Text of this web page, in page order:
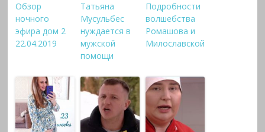
Обзор
ночного
эфира дом 2
22.04.2019
Татьяна
Мусульбес
нуждается в
мужской
помощи
Подробности
волшебства
Ромашова и
Милославской